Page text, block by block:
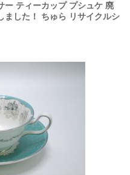
ー ティーカップ プシュケ 廃
ました！ ちゅら リサイクルシ